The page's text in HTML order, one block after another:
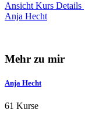
Ansicht Kurs Details
Anja Hecht
Mehr zu mir
Anja Hecht
61 Kurse